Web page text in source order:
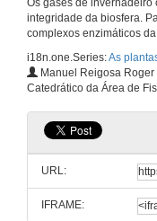
Os gases de
integridade da biosfera.
complexos enzimáticos
i18n.one.Series:As
Manuel Reigosa Roger
Catedrático da Área de
URL:
IFRAME: